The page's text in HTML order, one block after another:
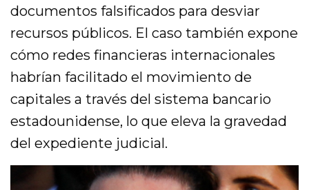
documentos falsificados para desviar
recursos públicos. El caso también expone
cómo redes financieras internacionales
habrían facilitado el movimiento de
capitales a través del sistema bancario
estadounidense, lo que eleva la gravedad
del expediente judicial.